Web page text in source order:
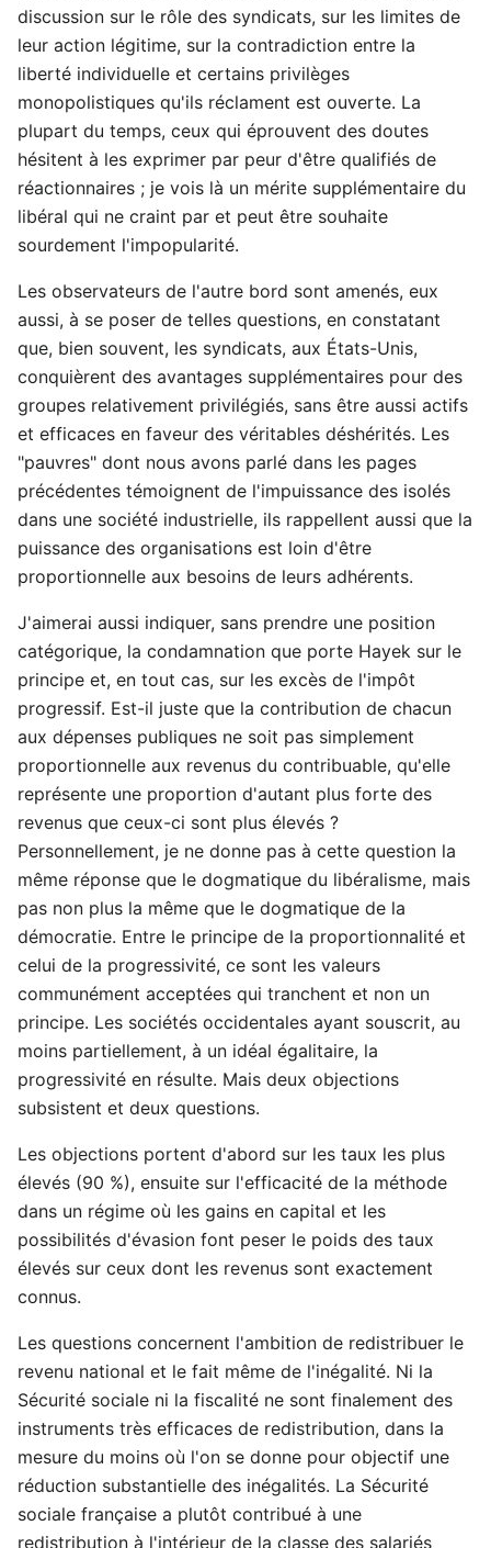
discussion sur le rôle des syndicats, sur les limites de
leur action légitime, sur la contradiction entre la
liberté individuelle et certains privilèges
monopolistiques qu'ils réclament est ouverte. La
plupart du temps, ceux qui éprouvent des doutes
hésitent à les exprimer par peur d'être qualifiés de
réactionnaires ; je vois là un mérite supplémentaire du
libéral qui ne craint par et peut être souhaite
sourdement l'impopularité.
Les observateurs de l'autre bord sont amenés, eux
aussi, à se poser de telles questions, en constatant
que, bien souvent, les syndicats, aux États-Unis,
conquièrent des avantages supplémentaires pour des
groupes relativement privilégiés, sans être aussi actifs
et efficaces en faveur des véritables déshérités. Les
"pauvres" dont nous avons parlé dans les pages
précédentes témoignent de l'impuissance des isolés
dans une société industrielle, ils rappellent aussi que la
puissance des organisations est loin d'être
proportionnelle aux besoins de leurs adhérents.
J'aimerai aussi indiquer, sans prendre une position
catégorique, la condamnation que porte Hayek sur le
principe et, en tout cas, sur les excès de l'impôt
progressif. Est-il juste que la contribution de chacun
aux dépenses publiques ne soit pas simplement
proportionnelle aux revenus du contribuable, qu'elle
représente une proportion d'autant plus forte des
revenus que ceux-ci sont plus élevés ?
Personnellement, je ne donne pas à cette question la
même réponse que le dogmatique du libéralisme, mais
pas non plus la même que le dogmatique de la
démocratie. Entre le principe de la proportionnalité et
celui de la progressivité, ce sont les valeurs
communément acceptées qui tranchent et non un
principe. Les sociétés occidentales ayant souscrit, au
moins partiellement, à un idéal égalitaire, la
progressivité en résulte. Mais deux objections
subsistent et deux questions.
Les objections portent d'abord sur les taux les plus
élevés (90 %), ensuite sur l'efficacité de la méthode
dans un régime où les gains en capital et les
possibilités d'évasion font peser le poids des taux
élevés sur ceux dont les revenus sont exactement
connus.
Les questions concernent l'ambition de redistribuer le
revenu national et le fait même de l'inégalité. Ni la
Sécurité sociale ni la fiscalité ne sont finalement des
instruments très efficaces de redistribution, dans la
mesure du moins où l'on se donne pour objectif une
réduction substantielle des inégalités. La Sécurité
sociale française a plutôt contribué à une
redistribution à l'intérieur de la classe des salariés